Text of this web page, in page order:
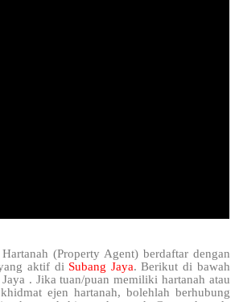
(Property Agent) berdaftar dengan
aktif di Subang Jaya. Berikut di bawah
. Jika tuan/puan memiliki hartanah atau
ejen hartanah, bolehlah berhubung